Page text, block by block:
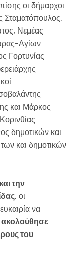
οι δήμαρχοι
Σταματόπουλος,
Νεμέας
Αγίων
Γορτυνίας
και Μάρκος
δημοτικών και
και δημοτικών
την
, οι
να
ακολούθησε
του